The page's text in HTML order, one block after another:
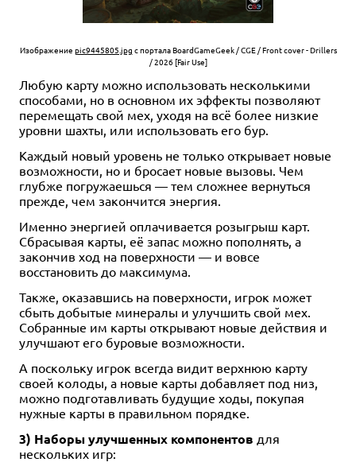
Изображение pic9445805.jpg с портала BoardGameGeek / CGE / Front cover - Drillers
/ 2026 [Fair Use]
Любую карту можно использовать несколькими
способами, но в основном их эффекты позволяют
перемещать свой мех, уходя на всё более низкие
уровни шахты, или использовать его бур.
Каждый новый уровень не только открывает новые
возможности, но и бросает новые вызовы. Чем
глубже погружаешься — тем сложнее вернуться
прежде, чем закончится энергия.
Именно энергией оплачивается розыгрыш карт.
Сбрасывая карты, её запас можно пополнять, а
закончив ход на поверхности — и вовсе
восстановить до максимума.
Также, оказавшись на поверхности, игрок может
сбыть добытые минералы и улучшить свой мех.
Собранные им карты открывают новые действия и
улучшают его буровые возможности.
А поскольку игрок всегда видит верхнюю карту
своей колоды, а новые карты добавляет под низ,
можно подготавливать будущие ходы, покупая
нужные карты в правильном порядке.
3) Наборы улучшенных компонентов для
нескольких игр: